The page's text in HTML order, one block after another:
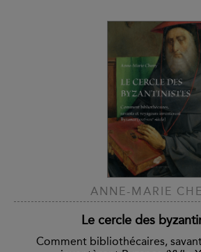
ANNE-MARIE
Le cercle des
Comment bibliothécaires,